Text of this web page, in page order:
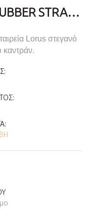
LORUS SPORTS BLUE RUBBER STRAP R2319QX9
Lorus στεγανό
καντράν.